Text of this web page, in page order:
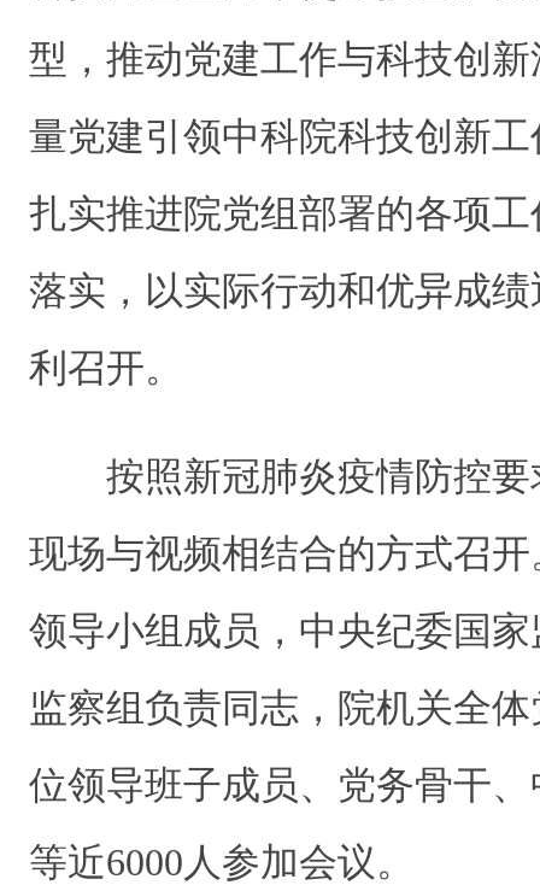
型，推动党建工作与科技创
量党建引领中科院科技创新
扎实推进院党组部署的各项
落实，以实际行动和优异成
利召开。
按照新冠肺炎疫情防控要
现场与视频相结合的方式召
领导小组成员，中央纪委国
监察组负责同志，院机关全
位领导班子成员、党务骨干
等近6000人参加会议。